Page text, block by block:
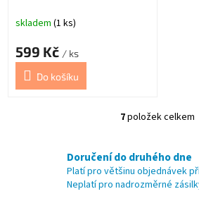
skladem (1 ks)
599 Kč / ks
Do košíku
O
l
á
d
a
7položek celkem
Doručení do druhého dne
Platí pro většinu objednávek
Neplatí pro nadrozměrné